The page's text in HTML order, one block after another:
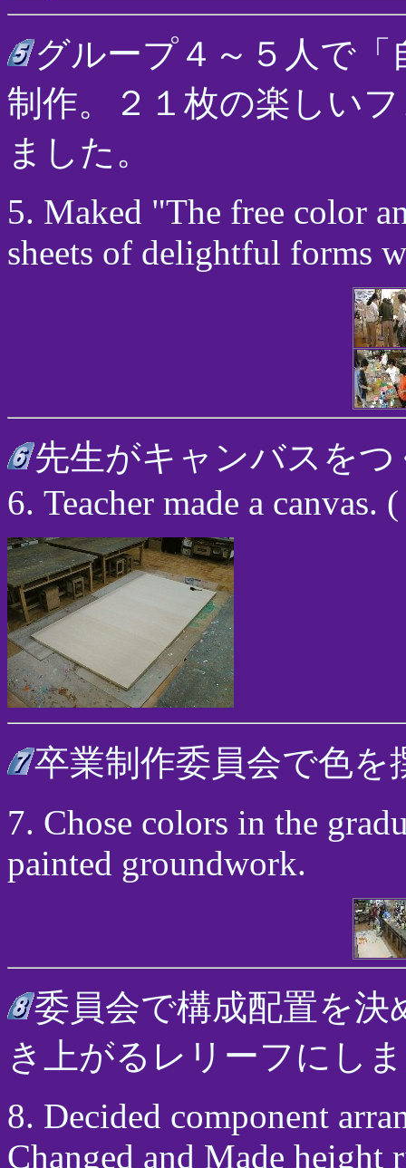
グループ４～５人で
制作。２１枚の楽しい
ました。
5. Maked "The free color
sheets of delightful forms
先生がキャンバスを
6. Teacher made a canvas.
卒業制作委員会で色
7. Chose colors in the
painted groundwork.
委員会で構成配置を
き上がるレリーフにし
8. Decided component
Changed and Made height